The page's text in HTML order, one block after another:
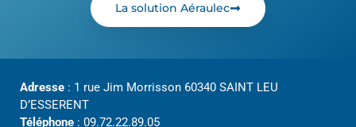
La solution Aéraulec
Adresse : 1 rue Jim Morrisson 60340 SAINT LEU
D’ESSERENT
Téléphone : 09.72.22.89.05